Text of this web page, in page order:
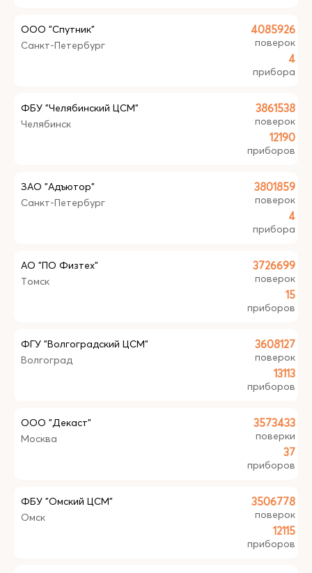
ООО "Спутник"
Санкт-Петербург
4085926
поверок
4
прибора
ФБУ "Челябинский ЦСМ"
Челябинск
3861538
поверок
12190
приборов
ЗАО "Адъютор"
Санкт-Петербург
3801859
поверок
4
прибора
АО "ПО Физтех"
Томск
3726699
поверок
15
приборов
ФГУ "Волгоградский ЦСМ"
Волгоград
3608127
поверок
13113
приборов
ООО "Декаст"
Москва
3573433
поверки
37
приборов
ФБУ "Омский ЦСМ"
Омск
3506778
поверок
12115
приборов